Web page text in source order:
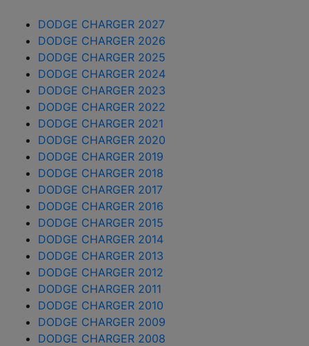
DODGE CHARGER 2027
DODGE CHARGER 2026
DODGE CHARGER 2025
DODGE CHARGER 2024
DODGE CHARGER 2023
DODGE CHARGER 2022
DODGE CHARGER 2021
DODGE CHARGER 2020
DODGE CHARGER 2019
DODGE CHARGER 2018
DODGE CHARGER 2017
DODGE CHARGER 2016
DODGE CHARGER 2015
DODGE CHARGER 2014
DODGE CHARGER 2013
DODGE CHARGER 2012
DODGE CHARGER 2011
DODGE CHARGER 2010
DODGE CHARGER 2009
DODGE CHARGER 2008